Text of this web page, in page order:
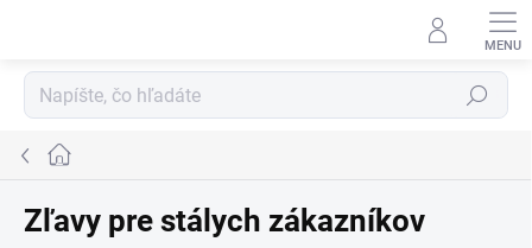
Hľadať
Domov
Zľavy pre stálych zákazníkov